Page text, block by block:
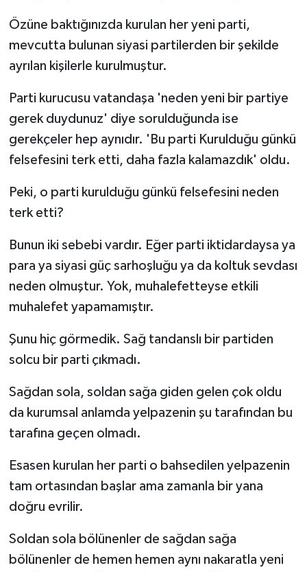
Özüne baktığınızda kurulan her yeni parti,
mevcutta bulunan siyasi partilerden bir şekilde
ayrılan kişilerle kurulmuştur.
Parti kurucusu vatandaşa 'neden yeni bir partiye
gerek duydunuz' diye sorulduğunda ise
gerekçeler hep aynıdır. 'Bu parti Kurulduğu günkü
felsefesini terk etti, daha fazla kalamazdık' oldu.
Peki, o parti kurulduğu günkü felsefesini neden
terk etti?
Bunun iki sebebi vardır. Eğer parti iktidardaysa ya
para ya siyasi güç sarhoşluğu ya da koltuk sevdası
neden olmuştur. Yok, muhalefetteyse etkili
muhalefet yapamamıştır.
Şunu hiç görmedik. Sağ tandanslı bir partiden
solcu bir parti çıkmadı.
Sağdan sola, soldan sağa giden gelen çok oldu
da kurumsal anlamda yelpazenin şu tarafından bu
tarafına geçen olmadı.
Esasen kurulan her parti o bahsedilen yelpazenin
tam ortasından başlar ama zamanla bir yana
doğru evrilir.
Soldan sola bölünenler de sağdan sağa
bölünenler de hemen hemen aynı nakaratla yeni